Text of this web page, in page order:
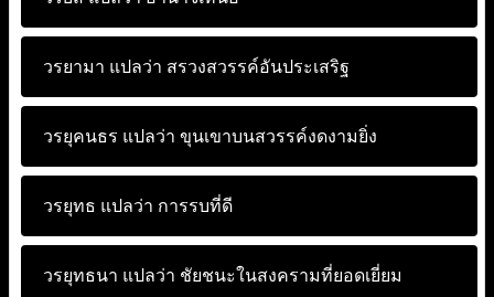
วรยามา แปลว่า สรวงสวรรค์อันประเสริฐ
วรยุคนธร แปลว่า ขุนเขาบนสวรรค์งดงามยิ่ง
วรยุทธ แปลว่า การรบที่ดี
วรยุทธนา แปลว่า ชัยชนะในสงครามที่ยอดเยี่ยม